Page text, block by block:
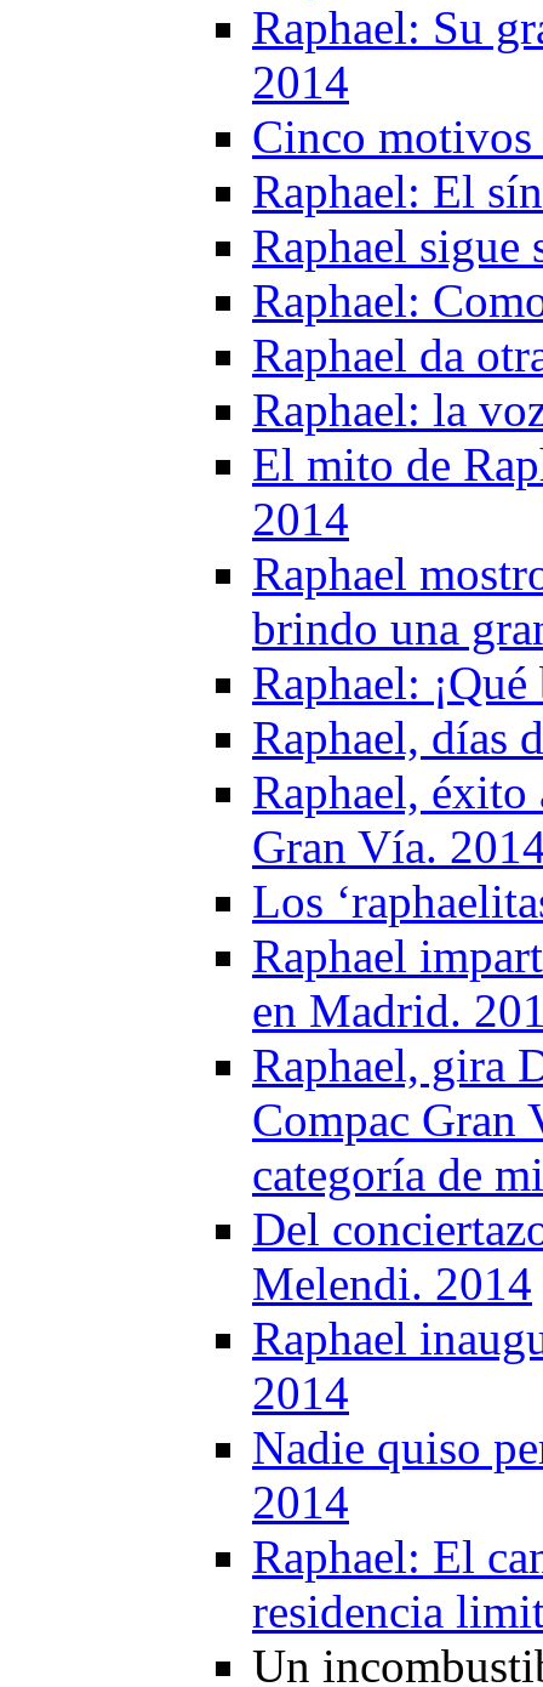
Raphael: Su
2014
Cinco motivos
Raphael: El
Raphael sigue
Raphael:
Raphael da
Raphael: la
El mito de
2014
Raphael
brindo una
Raphael:
Raphael, días
Raphael, éxito
Gran Vía.
Los
Raphael
en Madrid.
Raphael, gira
Compac Gran
categoría de
Del
Melendi. 2014
Raphael
2014
Nadie quiso
2014
Raphael: El
residencia
Un